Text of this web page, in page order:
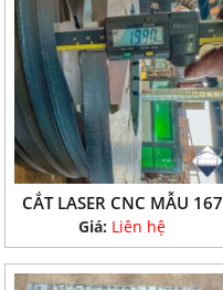
CẮT LASER CNC MẪU 167
Giá: Liên hệ